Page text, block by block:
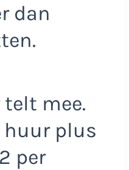
dan
mee.
huur plus
per